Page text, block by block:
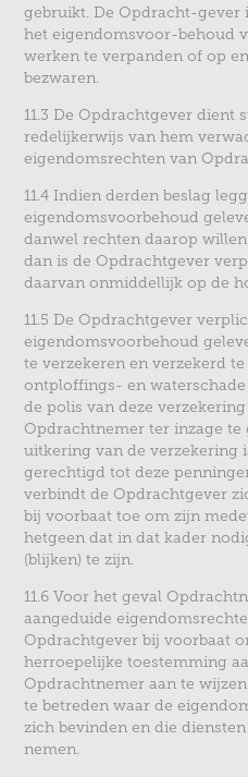
gebruikt. De Opdracht-gever
het eigendomsvoor-behoud
werken te verpanden of op
bezwaren.
11.3 De Opdrachtgever dient
redelijkerwijs van hem
eigendomsrechten van
11.4 Indien derden beslag
eigendomsvoorbehoud
danwel rechten daarop
dan is de Opdrachtgever
daarvan onmiddellijk op de
11.5 De Opdrachtgever
eigendomsvoorbehoud
te verzekeren en verzekerd te
ontploffings- en
de polis van deze
Opdrachtnemer ter inzage te
uitkering van de verzekering
gerechtigd tot deze
verbindt de Opdrachtgever
bij voorbaat toe om zijn
hetgeen dat in dat kader
(blijken) te zijn.
11.6 Voor het geval
aangeduide
Opdrachtgever bij voorbaat
herroepelijke toestemming
Opdrachtnemer aan te
te betreden waar de
zich bevinden en die
nemen.